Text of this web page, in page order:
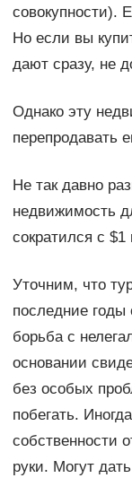
совокупности).
Но если вы
дают сразу, не
Однако эту
перепродавать
Не так давно
недвижимость
сократился с
Уточним, что
последние годы
борьба с
основании
без особых
побегать.
собственности
руки. Могут